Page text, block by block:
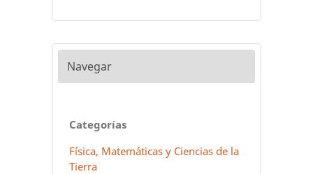
Navegar
Categorías
Física, Matemáticas y Ciencias de la
Tierra